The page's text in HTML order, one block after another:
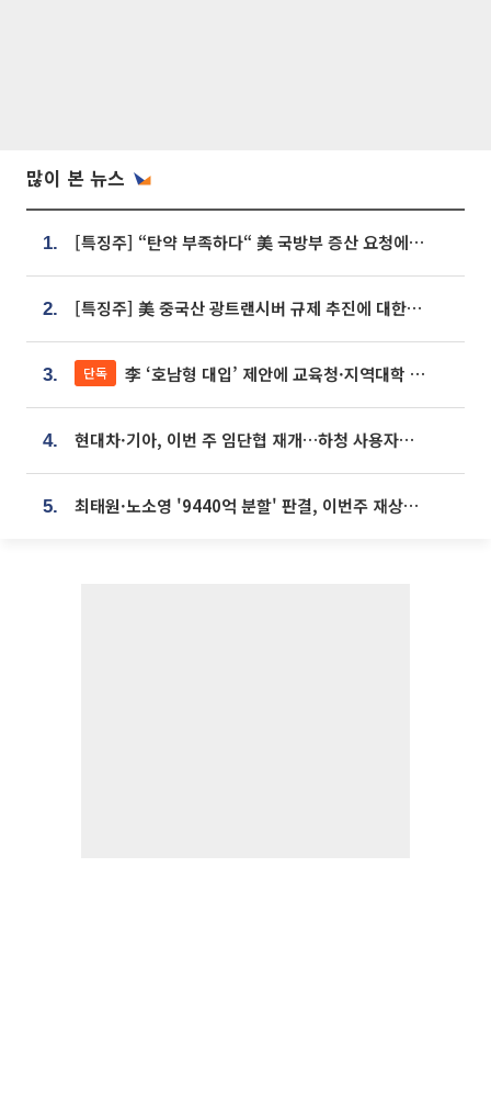
많이 본 뉴스
1. [특징주] “탄약 부족하다“ 美 국방부 증산 요청에⋯국내 방산주 급등세
2. [특징주] 美 중국산 광트랜시버 규제 추진에 대한광통신 등 광통신株 강세
3. 단독 李 ‘호남형 대입’ 제안에 교육청·지역대학 서·논술형 입시 연계 '착수'
4. 현대차·기아, 이번 주 임단협 재개…하청 사용자성 재심도 ‘변수’
5. 최태원·노소영 '9440억 분할' 판결, 이번주 재상고 여부 주목